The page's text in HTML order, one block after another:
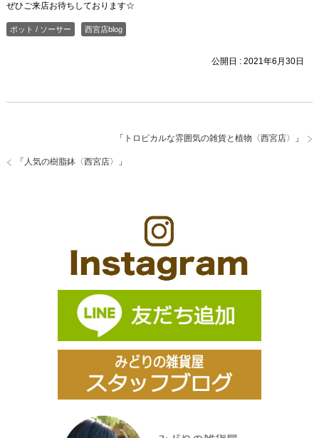
ぜひご来店お待ちしております☆
ポット / ソーサー 西宮店blog
公開日 :2021年6月30日
「 トロピカルな雰囲気の雑貨と植物〈西宮店〉 」
「 人気の樹脂鉢〈西宮店〉 」